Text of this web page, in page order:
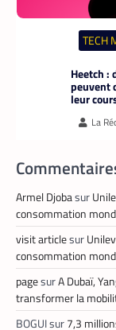
TECH
Heetch :
peuvent
leur
La
tarifs.
Armel Djobasur
consommation
visit articlesur
consommation
pagesurA Dubaï,
transformer la
BOGUIsur7,3